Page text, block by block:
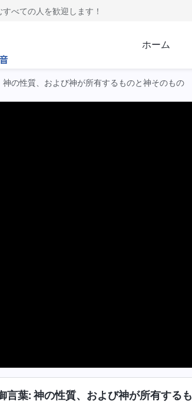
べての人を歓迎します！
ホーム
神の性質、および神が所有するものと神そのもの
言葉: 神の性質、および神が所有する